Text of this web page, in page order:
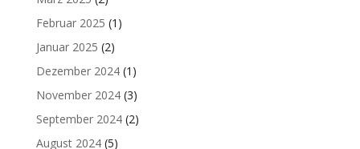
Februar 2025 (1)
Januar 2025 (2)
Dezember 2024(1)
November 2024(3)
September 2024(2)
August 2024(5)